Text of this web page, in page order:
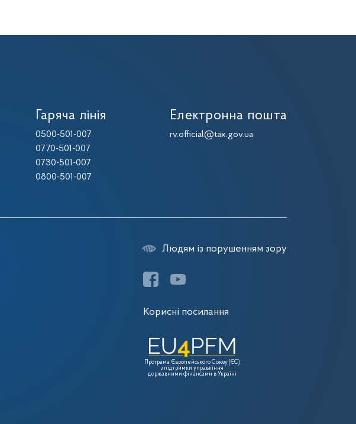
Гаряча лінія
0500-501-007
0770-501-007
0730-501-007
0800-501-007
Електронна пошта
rv.official@tax.gov.ua
Людям із порушенням зору
Корисні посилання
Програма Європейського Союзу (ЄС)
з підтримки управління
державними фінансами в Україні